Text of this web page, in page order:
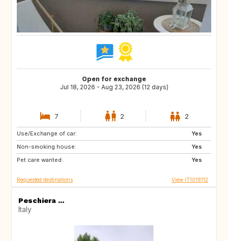
Open for exchange
Jul 18, 2026 - Aug 23, 2026 (12 days)
7 2 2
Use/Exchange of car:
Yes
Non-smoking house:
Yes
Pet care wanted:
Yes
IS
SE
AT
Requested destinations View IT1018112
Peschiera ...
Italy